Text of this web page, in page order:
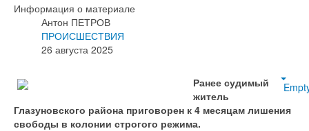
Информация о материале
Антон ПЕТРОВ
ПРОИСШЕСТВИЯ
26 августа 2025
Ранее судимый
житель
Глазуновского района приговорен к 4 месяцам лишения
свободы в колонии строгого режима.